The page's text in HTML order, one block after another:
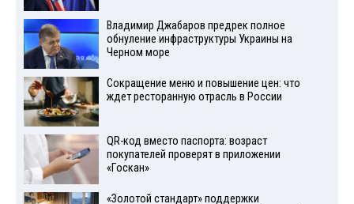
Владимир Джабаров предрек полное
обнуление инфраструктуры Украины на
Черном море
Сокращение меню и повышение цен: что
ждет ресторанную отрасль в России
QR-код вместо паспорта: возраст
покупателей проверят в приложении
«Госкан»
«Золотой стандарт» поддержки